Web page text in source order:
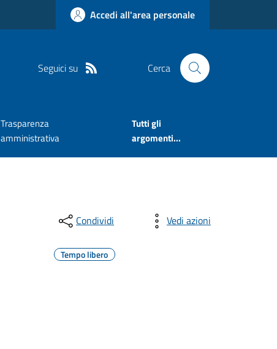
Accedi all'area personale
Seguici su Cerca
Trasparenza
amministrativa
Tutti gli
argomenti...
Condividi Vedi azioni
Tempo libero